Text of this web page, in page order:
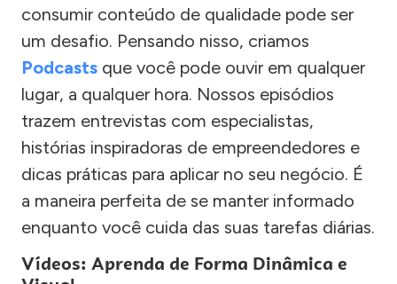
consumir conteúdo de qualidade pode ser
um desafio. Pensando nisso, criamos
Podcasts que você pode ouvir em qualquer
lugar, a qualquer hora. Nossos episódios
trazem entrevistas com especialistas,
histórias inspiradoras de empreendedores e
dicas práticas para aplicar no seu negócio. É
a maneira perfeita de se manter informado
enquanto você cuida das suas tarefas diárias.
Vídeos: Aprenda de Forma Dinâmica e